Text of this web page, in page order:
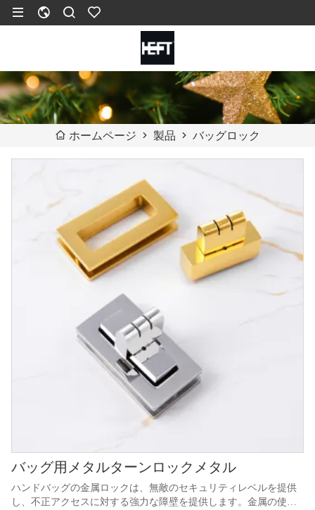
ホームページ 製品 バッグロック
バッグ用メタルターンロックメタル
ハンドバッグの金属ロックは、無敵のセキュリティレベルを提供
し、不正アクセスに対する強力な障壁を提供します。金属の使用